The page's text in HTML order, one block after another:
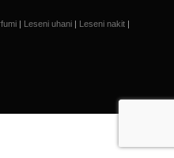
| Leseni uhani | Leseni nakit |